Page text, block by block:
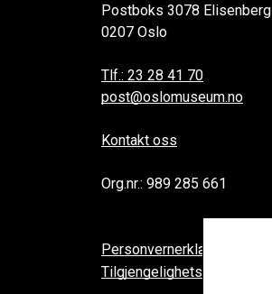
Postboks 3078 Elisenberg
0207 Oslo
Tlf.: 23 28 41 70
post@oslomuseum.no
Kontakt oss
Org.nr.: 989 285 661
Personvernerklæring
Tilgjengelighetserklæring